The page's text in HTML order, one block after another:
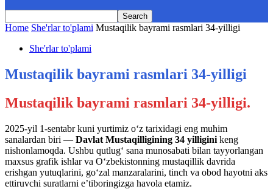
Home She'rlar to'plami Mustaqilik bayrami rasmlari 34-yilligi
She'rlar to'plami
Mustaqilik bayrami rasmlari 34-yilligi
Mustaqilik bayrami rasmlari 34-yilligi.
2025-yil 1-sentabr kuni yurtimiz o‘z tarixidagi eng muhim
sanalardan biri — Davlat Mustaqilligining 34 yilligini keng
nishonlamoqda. Ushbu qutlug‘ sana munosabati bilan tayyorlangan
maxsus grafik ishlar va O‘zbekistonning mustaqillik davrida
erishgan yutuqlarini, go‘zal manzaralarini, tinch va obod hayotni aks
ettiruvchi suratlarni e’tiboringizga havola etamiz.